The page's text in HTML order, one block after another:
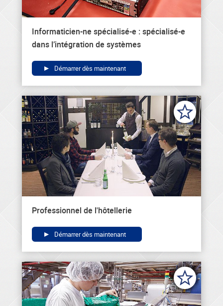
Informaticien-ne spécialisé-e : spécialisé-e
dans l’intégration de systèmes
Démarrer dès maintenant
Professionnel de l'hôtellerie
Démarrer dès maintenant